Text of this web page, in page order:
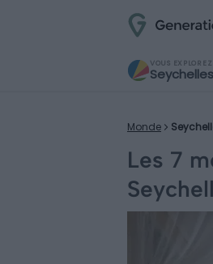
VOUS EXPLOREZ
Seychelles
Monde
Les 7